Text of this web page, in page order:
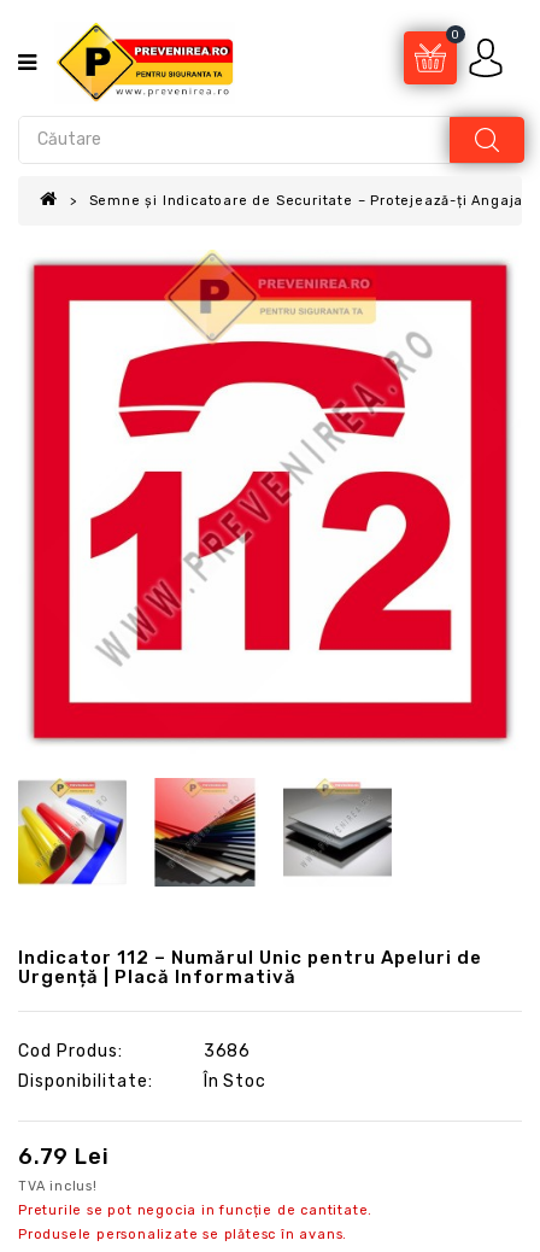
0
Semne și Indicatoare de Securitate – Protejează-ți
Indicator 112 – Numărul Unic pentru Apeluri de
Urgență | Placă Informativă
Cod Produs:
3686
Disponibilitate:
În Stoc
6.79 Lei
TVA inclus!
Preturile se pot negocia in funcție de cantitate.
Produsele personalizate se plătesc în avans.